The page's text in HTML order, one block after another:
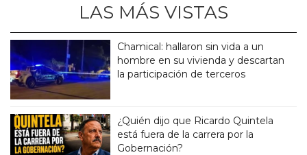
LAS MÁS VISTAS
Chamical: hallaron sin vida a un
hombre en su vivienda y descartan
la participación de terceros
¿Quién dijo que Ricardo Quintela
está fuera de la carrera por la
Gobernación?